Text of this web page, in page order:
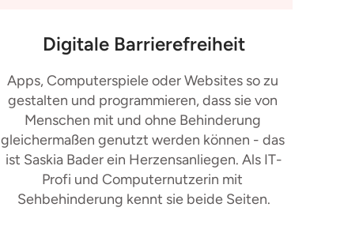
Digitale Barrierefreiheit
Apps, Computerspiele oder Websites so zu
gestalten und programmieren, dass sie von
Menschen mit und ohne Behinderung
gleichermaßen genutzt werden können - das
ist Saskia Bader ein Herzensanliegen. Als IT-
Profi und Computernutzerin mit
Sehbehinderung kennt sie beide Seiten.